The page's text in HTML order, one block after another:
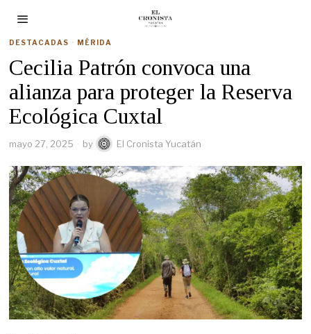
DESTACADAS · MÉRIDA
Cecilia Patrón convoca una
alianza para proteger la Reserva
Ecológica Cuxtal
mayo 27, 2025 by El Cronista Yucatán